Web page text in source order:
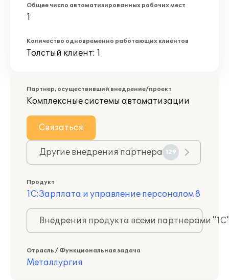
Общее число автоматизированных рабочих мест
1
Количество одновременно работающих клиентов
Толстый клиент: 1
Партнер, осуществивший внедрение/проект
Комплексные системы автоматизации
Связаться
Другие внедрения партнера 129
Продукт
1С:Зарплата и управление персоналом 8
Внедрения продукта всеми партнерами
Отрасль / Функциональная задача
Металлургия